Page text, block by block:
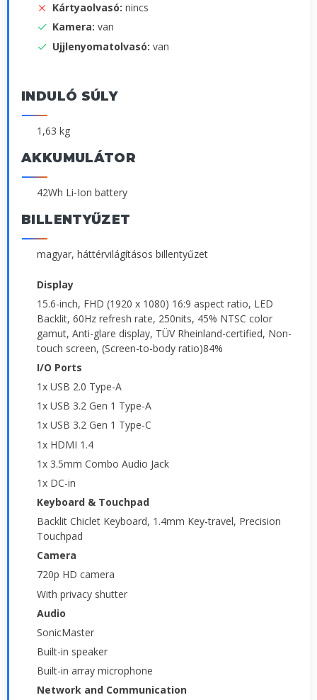
Kártyaolvasó: nincs
Kamera: van
Ujjlenyomatolvasó: van
INDULÓ SÚLY
1,63 kg
AKKUMULÁTOR
42Wh Li-Ion battery
BILLENTYŰZET
magyar, háttérvilágításos billentyűzet
Display
15.6-inch, FHD (1920 x 1080) 16:9 aspect ratio, LED
Backlit, 60Hz refresh rate, 250nits, 45% NTSC color
gamut, Anti-glare display, TÜV Rheinland-certified, Non-
touch screen, (Screen-to-body ratio)84%
I/O Ports
1x USB 2.0 Type-A
1x USB 3.2 Gen 1 Type-A
1x USB 3.2 Gen 1 Type-C
1x HDMI 1.4
1x 3.5mm Combo Audio Jack
1x DC-in
Keyboard & Touchpad
Backlit Chiclet Keyboard, 1.4mm Key-travel, Precision
Touchpad
Camera
720p HD camera
With privacy shutter
Audio
SonicMaster
Built-in speaker
Built-in array microphone
Network and Communication